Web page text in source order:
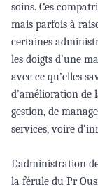
soins. Ces
mais parfois à
certaines
les doigts d’une
avec ce qu’elles
d’amélioration de
gestion, de
services, voire
L’administration
la férule du Pr